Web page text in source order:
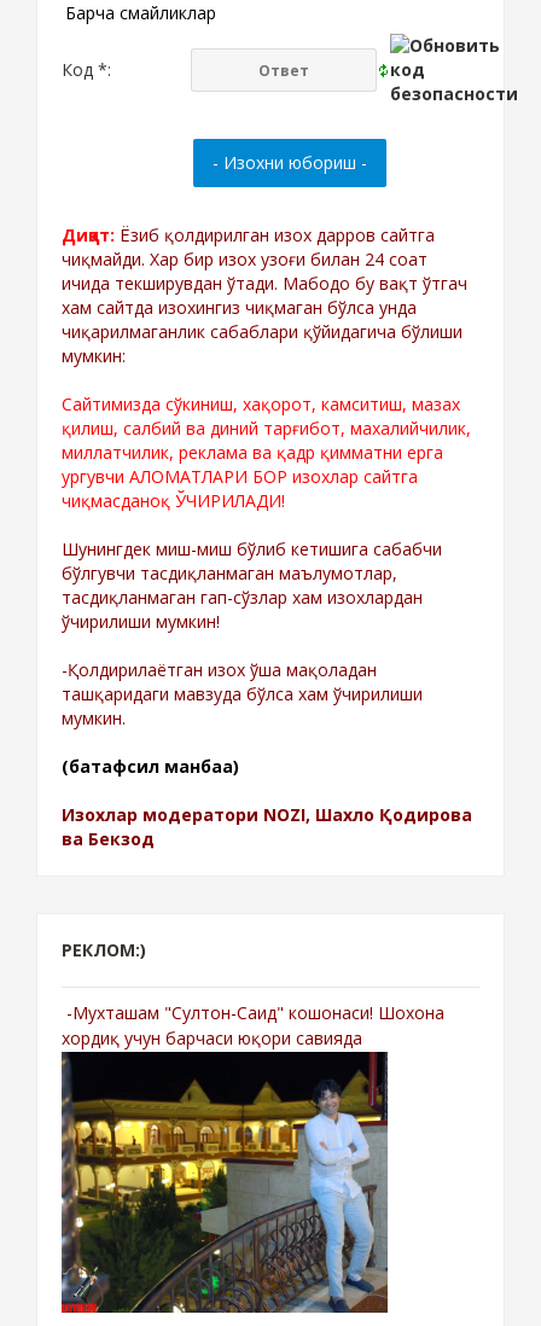
Барча смайликлар
Код *:
Диққат: Ёзиб қолдирилган изох дарров сайтга
чиқмайди. Хар бир изох узоғи билан 24 соат
ичида текширувдан ўтади. Мабодо бу вақт ўтгач
хам сайтда изохингиз чиқмаган бўлса унда
чиқарилмаганлик сабаблари қўйидагича бўлиши
мумкин:
Сайтимизда сўкиниш, хақорот, камситиш, мазах
қилиш, салбий ва диний тарғибот, махалийчилик,
миллатчилик, реклама ва қадр қимматни ерга
ургувчи АЛОМАТЛАРИ БОР изохлар сайтга
чиқмасданоқ ЎЧИРИЛАДИ!
Шунингдек миш-миш бўлиб кетишига сабабчи
бўлгувчи тасдиқланмаган маълумотлар,
тасдиқланмаган гап-сўзлар хам изохлардан
ўчирилиши мумкин!
-Қолдирилаётган изох ўша мақоладан
ташқаридаги мавзуда бўлса хам ўчирилиши
мумкин.
(батафсил манбаа)
Изохлар модератори NOZI, Шахло Қодирова
ва Бекзод
РЕКЛОМ:)
-Мухташам "Султон-Саид" кошонаси! Шохона
хордиқ учун барчаси юқори савияда